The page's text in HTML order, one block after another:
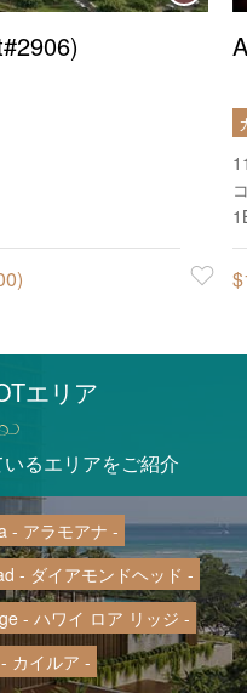
Favorite
エリア
るエリアをご紹介
- アラモアナ -
- ダイアモンドヘッド -
- ハワイ ロア リッジ -
カイルア -